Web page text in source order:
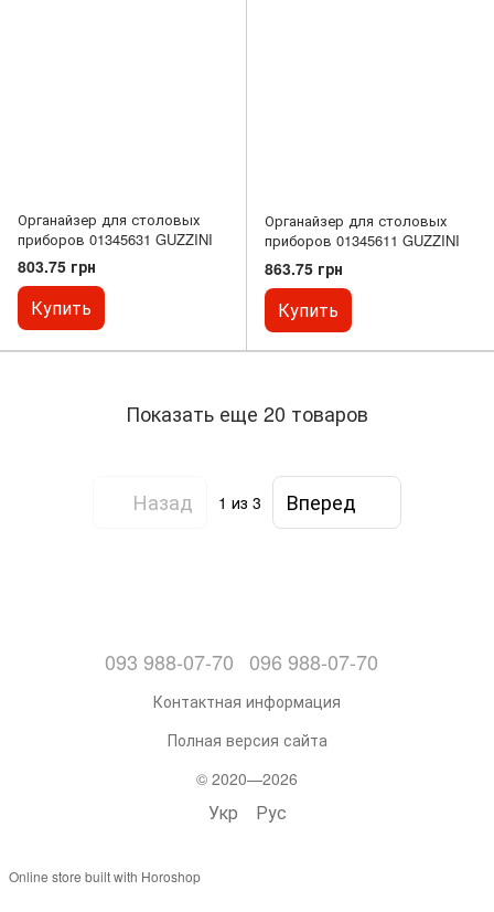
Органайзер для столовых
приборов 01345631 GUZZINI
803.75 грн
Купить
Органайзер для столовых
приборов 01345611 GUZZINI
863.75 грн
Купить
Показать еще 20 товаров
Назад 1 из 3 Вперед
093 988-07-70 096 988-07-70
Контактная информация
Полная версия сайта
© 2020—2026
Укр Рус
Online store built with Horoshop